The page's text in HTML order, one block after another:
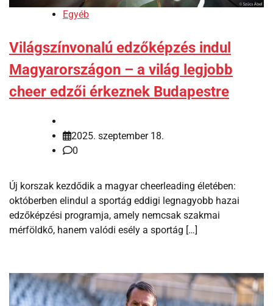
Egyéb
Világszínvonalú edzőképzés indul
Magyarországon – a világ legjobb
cheer edzői érkeznek Budapestre
2025. szeptember 18.
0
Új korszak kezdődik a magyar cheerleading életében:
októberben elindul a sportág eddigi legnagyobb hazai
edzőképzési programja, amely nemcsak szakmai
mérföldkő, hanem valódi esély a sportág […]